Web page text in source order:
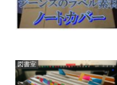
図書室